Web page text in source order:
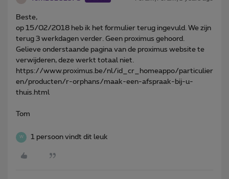
Beste,
op 15/02/2018 heb ik het formulier terug ingevuld. We zijn
terug 3 werkdagen verder. Geen proximus gehoord.
Gelieve onderstaande pagina van de proximus website te
verwijderen, deze werkt totaal niet.
https://www.proximus.be/nl/id_cr_homeappo/particulier
en/producten/r-orphans/maak-een-afspraak-bij-u-
thuis.html
Tom
W 1 persoon vindt dit leuk